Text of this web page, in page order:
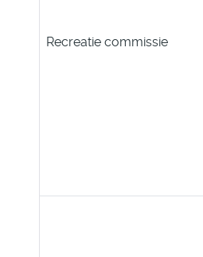
Recreatie commissie